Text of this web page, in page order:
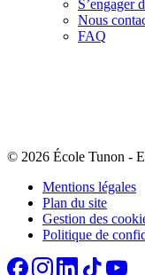
S’engager
Nous
FAQ
© 2026 École Tunon -
Mentions légales
Plan du site
Gestion des
Politique de